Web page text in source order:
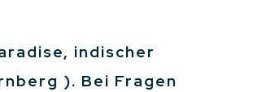
indischer
). Bei Fragen